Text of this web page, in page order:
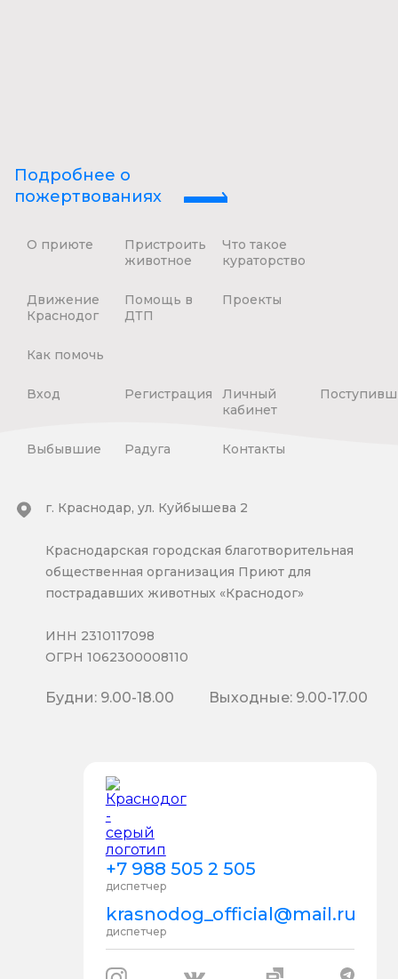
Подробнее о
пожертвованиях
О приюте
Пристроить
животное
Что такое
кураторство
Движение
Краснодог
Помощь в
ДТП
Проекты
Как помочь
Вход Регистрация
Личный
кабинет
Выбывшие Радуга Контакты
+7 988 505 2 505
диспетчер
krasnodog_official@mail.ru
диспетчер
г. Краснодар, ул. Куйбышева 2
Краснодарская городская благотворительная
общественная организация Приют для
пострадавших животных «Краснодог»
ИНН 2310117098
ОГРН 1062300008110
Будни: 9.00-18.00 Выходные: 9.00-17.00